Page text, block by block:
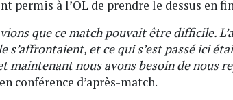
permis à l’OL de prendre le dessus en
que ce match pouvait être difficile.
s’affrontaient, et ce qui s’est passé ici
maintenant nous avons besoin de nous
en conférence d’après-match.